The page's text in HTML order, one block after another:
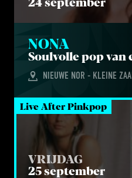
24 september
NONA
Soul­vol­le pop van
NIEUWE NOR - KLEINE
Live After Pinkpop
VRIJDAG
25 september